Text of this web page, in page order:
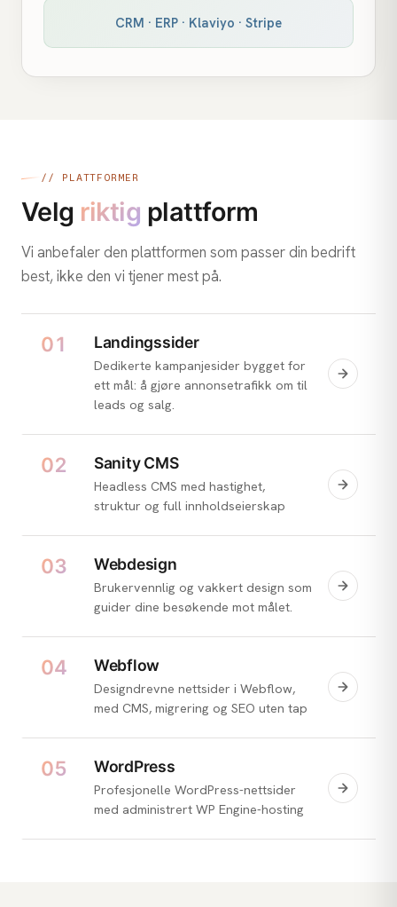
CRM · ERP · Klaviyo · Stripe
// PLATTFORMER
Velg riktig plattform
Vi anbefaler den plattformen som passer din bedrift
best, ikke den vi tjener mest på.
01 Landingssider
Dedikerte kampanjesider bygget for
ett mål: å gjøre annonsetrafikk om til
leads og salg.
02 Sanity CMS
Headless CMS med hastighet,
struktur og full innholdseierskap
03 Webdesign
Brukervennlig og vakkert design som
guider dine besøkende mot målet.
04 Webflow
Designdrevne nettsider i Webflow,
med CMS, migrering og SEO uten tap
05 WordPress
Profesjonelle WordPress-nettsider
med administrert WP Engine-hosting